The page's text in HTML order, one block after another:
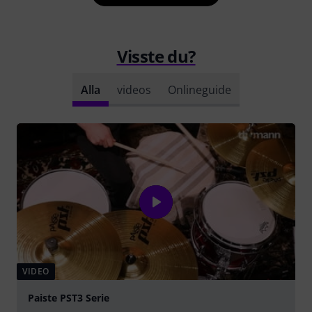
Visste du?
Alla videos Onlineguide
VIDEO
Paiste PST3 Serie